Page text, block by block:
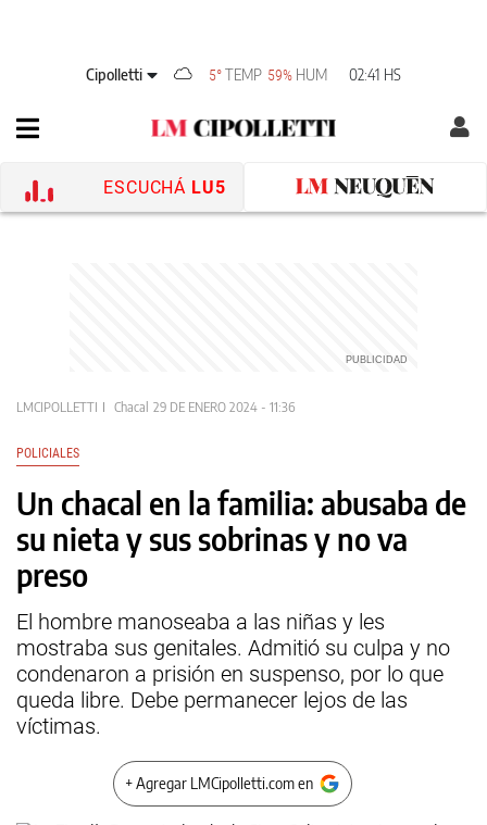
Cipolletti 5° TEMP 59% HUM 02:41 HS
ESCUCHÁ LU5
LMCIPOLLETTI Chacal 29 DE ENERO 2024 - 11:36
POLICIALES
Un chacal en la familia: abusaba de
su nieta y sus sobrinas y no va
preso
El hombre manoseaba a las niñas y les
mostraba sus genitales. Admitió su culpa y no
condenaron a prisión en suspenso, por lo que
queda libre. Debe permanecer lejos de las
víctimas.
+ Agregar LMCipolletti.com en